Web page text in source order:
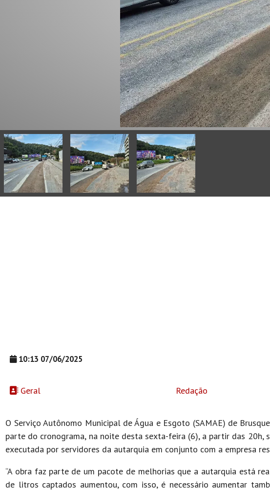
10:13 07/06/2025
Geral Redação
O Serviço Autônomo Municipal de Água e Esgoto (SAMAE) de
parte do cronograma, na noite desta sexta-feira (6), a partir das 20h,
executada por servidores da autarquia em conjunto com a empresa
“A obra faz parte de um pacote de melhorias que a autarquia está
de litros captados aumentou, com isso, é necessário aumentar